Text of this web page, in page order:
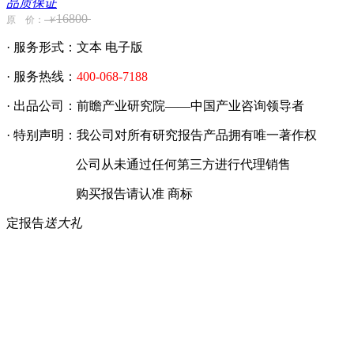
品质保证
原 价： ￥16800
· 服务形式：文本 电子版
· 服务热线： 400-068-7188
· 出品公司：前瞻产业研究院——中国产业咨询领导者
· 特别声明：我公司对所有研究报告产品拥有唯一著作权
公司从未通过任何第三方进行代理销售
购买报告请认准 商标
定报告送大礼